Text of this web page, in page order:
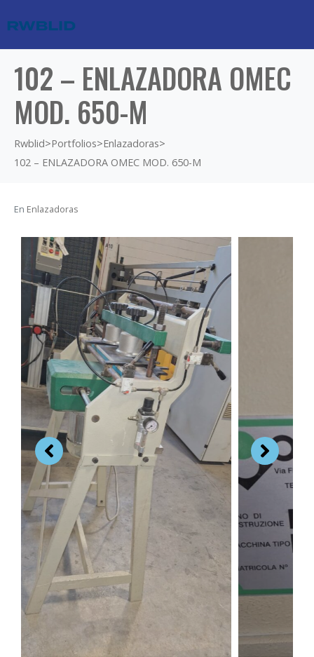
102 – ENLAZADORA OMEC
MOD. 650-M
Rwblid>Portfolios>Enlazadoras>
102 – ENLAZADORA OMEC MOD. 650-M
En Enlazadoras